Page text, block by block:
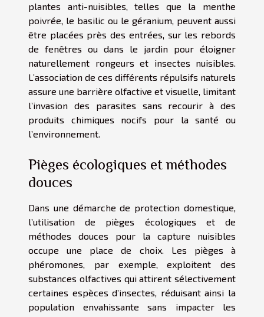
plantes anti-nuisibles, telles que la menthe
poivrée, le basilic ou le géranium, peuvent aussi
être placées près des entrées, sur les rebords
de fenêtres ou dans le jardin pour éloigner
naturellement rongeurs et insectes nuisibles.
L’association de ces différents répulsifs naturels
assure une barrière olfactive et visuelle, limitant
l’invasion des parasites sans recourir à des
produits chimiques nocifs pour la santé ou
l’environnement.
Pièges écologiques et méthodes
douces
Dans une démarche de protection domestique,
l’utilisation de pièges écologiques et de
méthodes douces pour la capture nuisibles
occupe une place de choix. Les pièges à
phéromones, par exemple, exploitent des
substances olfactives qui attirent sélectivement
certaines espèces d’insectes, réduisant ainsi la
population envahissante sans impacter les